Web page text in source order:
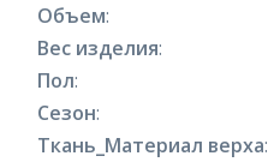
Объем:
Вес изделия:
Пол:
Сезон:
Ткань_Материал верха: